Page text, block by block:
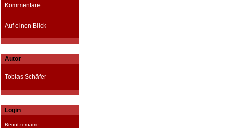
Kommentare
Auf einen Blick
Autor
Tobias Schäfer
Login
Benutzername